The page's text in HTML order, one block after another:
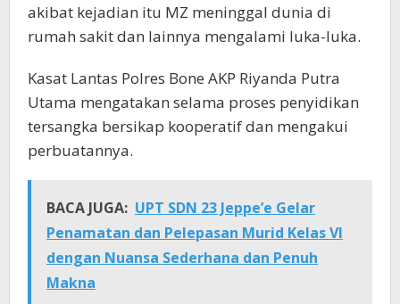
akibat kejadian itu MZ meninggal dunia di
rumah sakit dan lainnya mengalami luka-luka.
Kasat Lantas Polres Bone AKP Riyanda Putra
Utama mengatakan selama proses penyidikan
tersangka bersikap kooperatif dan mengakui
perbuatannya.
BACA JUGA: UPT SDN 23 Jeppe’e Gelar
Penamatan dan Pelepasan Murid Kelas VI
dengan Nuansa Sederhana dan Penuh
Makna